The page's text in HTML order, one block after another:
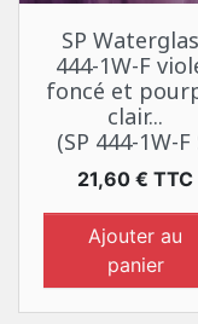
SP
444-1W-F
foncé et
clair...
(SP 444-1W-F
Prix
21,60 € TTC
Ajouter au
panier